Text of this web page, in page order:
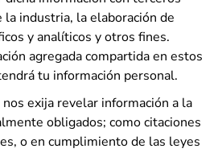
la industria, la elaboración de
y analíticos y otros fines.
agregada compartida en estos
tu información personal.
exija revelar información a la
obligados; como citaciones
o en cumplimiento de las leyes